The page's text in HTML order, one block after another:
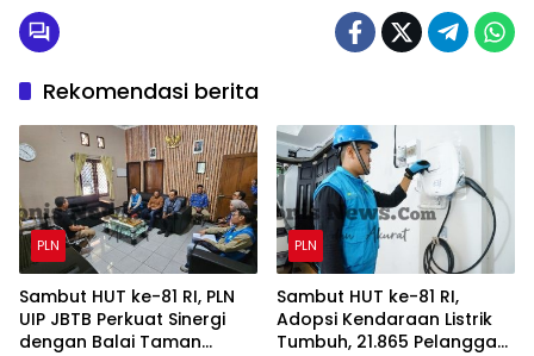
Rekomendasi berita
PLN
Sambut HUT ke-81 RI, PLN
UIP JBTB Perkuat Sinergi
dengan Balai Taman
PLN
Sambut HUT ke-81 RI,
Adopsi Kendaraan Listrik
Tumbuh, 21.865 Pelanggan